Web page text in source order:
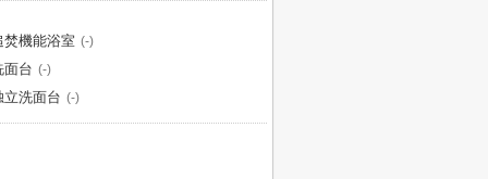
焚機能浴室 (-)
面台 (-)
立洗面台 (-)